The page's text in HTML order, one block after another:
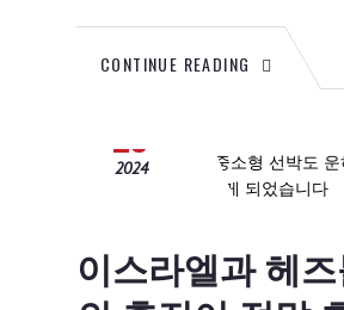
CONTINUE READING
29
2024
이스라엘과 헤